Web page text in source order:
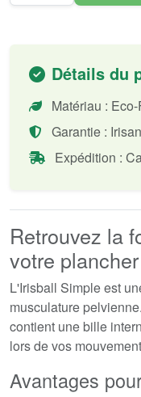
Détails du
Matériau :
Garantie :
Expédition :
Retrouvez la
votre
L'Irisball Simple est
musculature
contient une bille
lors de vos
Avantages